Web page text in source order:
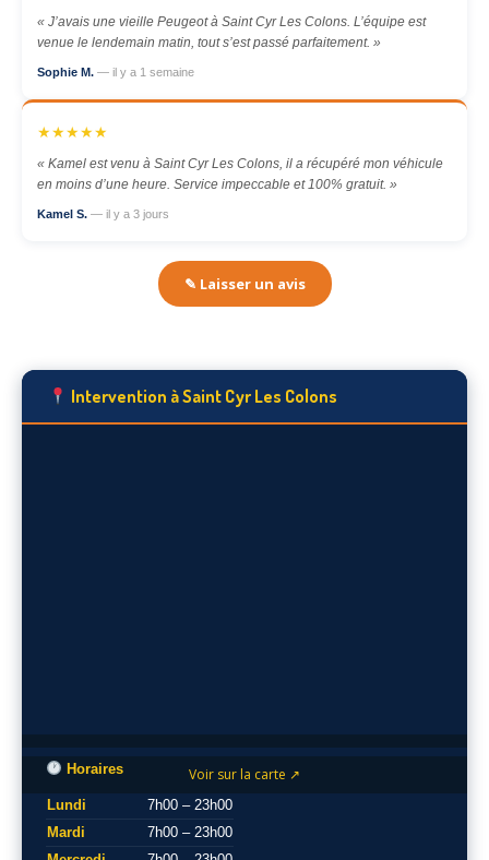
« J’avais une vieille Peugeot à Saint Cyr Les Colons. L’équipe est
venue le lendemain matin, tout s’est passé parfaitement. »
Sophie M. — il y a 1 semaine
★★★★★
« Kamel est venu à Saint Cyr Les Colons, il a récupéré mon véhicule
en moins d’une heure. Service impeccable et 100% gratuit. »
Kamel S. — il y a 3 jours
✎ Laisser un avis
Intervention à Saint Cyr Les Colons
Voir sur la carte ↗
Horaires
Lundi
7h00 – 23h00
Mardi
7h00 – 23h00